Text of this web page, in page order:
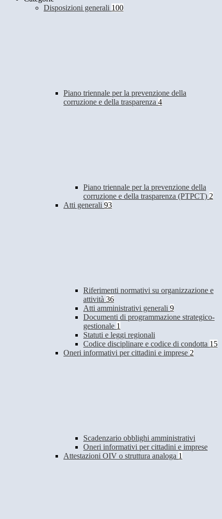
Disposizioni generali 100
Piano triennale per la prevenzione della
corruzione e della trasparenza 4
Piano triennale per la prevenzione della
corruzione e della trasparenza (PTPCT) 2
Atti generali 93
Riferimenti normativi su organizzazione e
attività 36
Atti amministrativi generali 9
Documenti di programmazione strategico-
gestionale 1
Statuti e leggi regionali
Codice disciplinare e codice di condotta 15
Oneri informativi per cittadini e imprese 2
Scadenzario obblighi amministrativi
Oneri informativi per cittadini e imprese
Attestazioni OIV o struttura analoga 1